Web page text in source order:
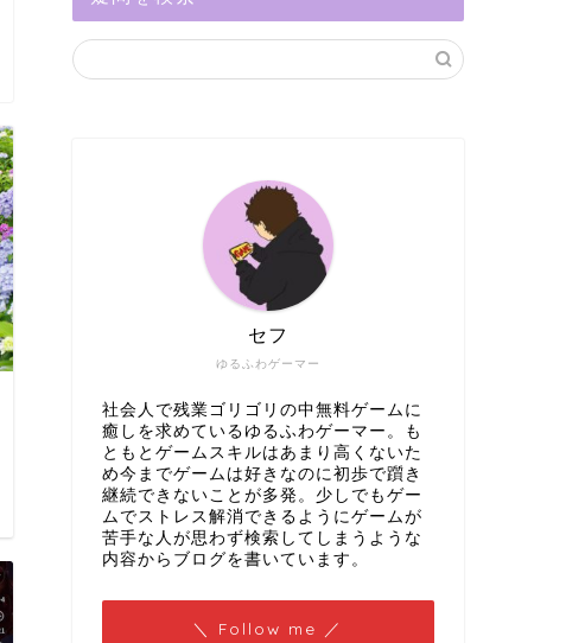
ゆるふわゲーマー
セフ
社会人で残業ゴリゴリの中無料ゲームに
癒しを求めているゆるふわゲーマー。も
ともとゲームスキルはあまり高くないた
め今までゲームは好きなのに初歩で躓き
継続できないことが多発。少しでもゲー
ムでストレス解消できるようにゲームが
苦手な人が思わず検索してしまうような
内容からブログを書いています。
＼ Follow me ／